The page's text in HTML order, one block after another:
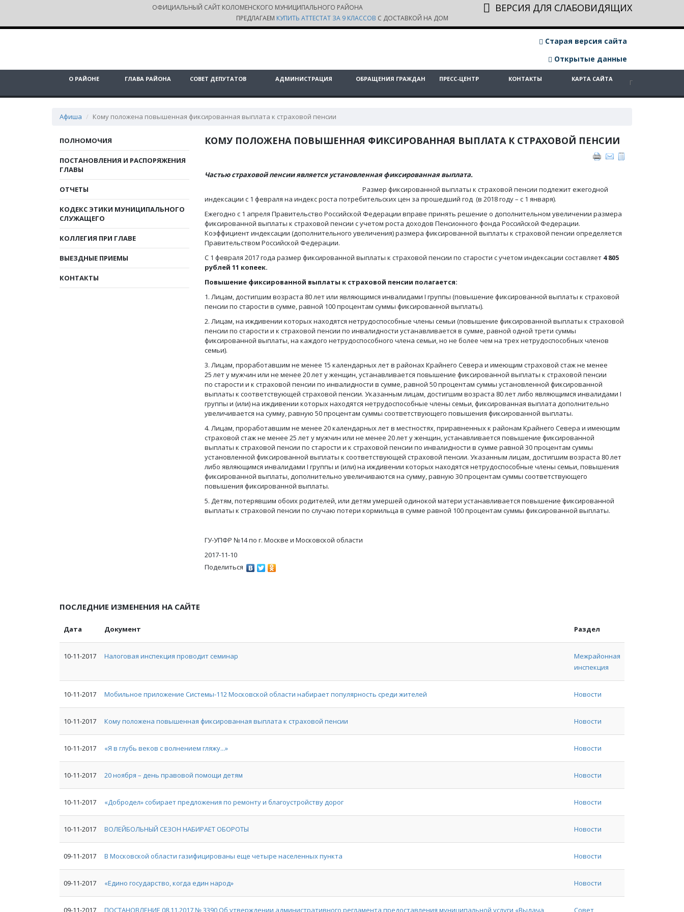
ВЕРСИЯ ДЛЯ СЛАБОВИДЯЩИХ
ОФИЦИАЛЬНЫЙ САЙТ КОЛОМЕНСКОГО МУНИЦИПАЛЬНОГО РАЙОНА
ПРЕДЛАГАЕМ КУПИТЬ АТТЕСТАТ ЗА 9 КЛАССОВ С ДОСТАВКОЙ НА ДОМ
Старая версия сайта
Открытые данные
О РАЙОНЕ ГЛАВА РАЙОНА СОВЕТ ДЕПУТАТОВ АДМИНИСТРАЦИЯ ОБРАЩЕНИЯ ГРАЖДАН ПРЕСС-ЦЕНТР КОНТАКТЫ КАРТА САЙТА
Афиша Кому положена повышенная фиксированная выплата к страховой пенсии
ПОЛНОМОЧИЯ
ПОСТАНОВЛЕНИЯ И РАСПОРЯЖЕНИЯ
ГЛАВЫ
ОТЧЕТЫ
КОДЕКС ЭТИКИ МУНИЦИПАЛЬНОГО
СЛУЖАЩЕГО
КОЛЛЕГИЯ ПРИ ГЛАВЕ
ВЫЕЗДНЫЕ ПРИЕМЫ
КОНТАКТЫ
КОМУ ПОЛОЖЕНА ПОВЫШЕННАЯ ФИКСИРОВАННАЯ ВЫПЛАТА К СТРАХОВОЙ ПЕНСИИ
Частью страховой пенсии является установленная фиксированная выплата.
Размер фиксированной выплаты к страховой пенсии подлежит ежегодной
индексации с 1 февраля на индекс роста потребительских цен за прошедший год (в 2018 году – с 1 января).
Ежегодно с 1 апреля Правительство Российской Федерации вправе принять решение о дополнительном увеличении размера
фиксированной выплаты к страховой пенсии с учетом роста доходов Пенсионного фонда Российской Федерации.
Коэффициент индексации (дополнительного увеличения) размера фиксированной выплаты к страховой пенсии определяется
Правительством Российской Федерации.
С 1 февраля 2017 года размер фиксированной выплаты к страховой пенсии по старости с учетом индексации составляет 4 805
рублей 11 копеек.
Повышение фиксированной выплаты к страховой пенсии полагается:
1. Лицам, достигшим возраста 80 лет или являющимся инвалидами I группы (повышение фиксированной выплаты к страховой
пенсии по старости в сумме, равной 100 процентам суммы фиксированной выплаты).
2. Лицам, на иждивении которых находятся нетрудоспособные члены семьи (повышение фиксированной выплаты к страховой
пенсии по старости и к страховой пенсии по инвалидности устанавливается в сумме, равной одной трети суммы
фиксированной выплаты, на каждого нетрудоспособного члена семьи, но не более чем на трех нетрудоспособных членов
семьи).
3. Лицам, проработавшим не менее 15 календарных лет в районах Крайнего Севера и имеющим страховой стаж не менее
25 лет у мужчин или не менее 20 лет у женщин, устанавливается повышение фиксированной выплаты к страховой пенсии
по старости и к страховой пенсии по инвалидности в сумме, равной 50 процентам суммы установленной фиксированной
выплаты к соответствующей страховой пенсии. Указанным лицам, достигшим возраста 80 лет либо являющимся инвалидами I
группы и (или) на иждивении которых находятся нетрудоспособные члены семьи, фиксированная выплата дополнительно
увеличивается на сумму, равную 50 процентам суммы соответствующего повышения фиксированной выплаты.
4. Лицам, проработавшим не менее 20 календарных лет в местностях, приравненных к районам Крайнего Севера и имеющим
страховой стаж не менее 25 лет у мужчин или не менее 20 лет у женщин, устанавливается повышение фиксированной
выплаты к страховой пенсии по старости и к страховой пенсии по инвалидности в сумме равной 30 процентам суммы
установленной фиксированной выплаты к соответствующей страховой пенсии. Указанным лицам, достигшим возраста 80 лет
либо являющимся инвалидами I группы и (или) на иждивении которых находятся нетрудоспособные члены семьи, повышения
фиксированной выплаты, дополнительно увеличиваются на сумму, равную 30 процентам суммы соответствующего
повышения фиксированной выплаты.
5. Детям, потерявшим обоих родителей, или детям умершей одинокой матери устанавливается повышение фиксированной
выплаты к страховой пенсии по случаю потери кормильца в сумме равной 100 процентам суммы фиксированной выплаты.
ГУ-УПФР №14 по г. Москве и Московской области
2017-11-10
Поделиться
ПОСЛЕДНИЕ ИЗМЕНЕНИЯ НА САЙТЕ
Дата Документ Раздел
10-11-2017 Налоговая инспекция проводит семинар
Межрайонная
инспекция
10-11-2017 Мобильное приложение Системы-112 Московской области набирает популярность среди жителей Новости
10-11-2017 Кому положена повышенная фиксированная выплата к страховой пенсии Новости
10-11-2017 «Я в глубь веков с волнением гляжу...» Новости
10-11-2017 20 ноября – день правовой помощи детям Новости
10-11-2017 «Добродел» собирает предложения по ремонту и благоустройству дорог Новости
10-11-2017 ВОЛЕЙБОЛЬНЫЙ СЕЗОН НАБИРАЕТ ОБОРОТЫ Новости
09-11-2017 В Московской области газифицированы еще четыре населенных пункта Новости
09-11-2017 «Едино государство, когда един народ» Новости
09-11-2017 ПОСТАНОВЛЕНИЕ 08.11.2017 № 3390 Об утверждении административного регламента предоставления муниципальной услуги «Выдача Совет